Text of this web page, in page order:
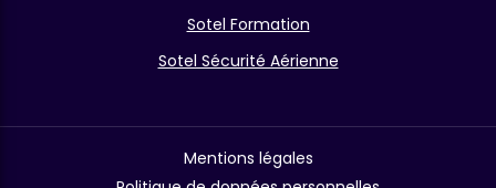
Sotel Formation
Sotel Sécurité Aérienne
Mentions légales